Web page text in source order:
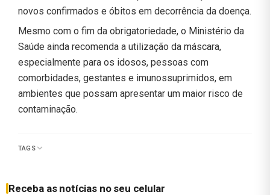
novos confirmados e óbitos em decorrência da doença.
Mesmo com o fim da obrigatoriedade, o Ministério da
Saúde ainda recomenda a utilização da máscara,
especialmente para os idosos, pessoas com
comorbidades, gestantes e imunossuprimidos, em
ambientes que possam apresentar um maior risco de
contaminação.
TAGS
Receba as notícias no seu celular